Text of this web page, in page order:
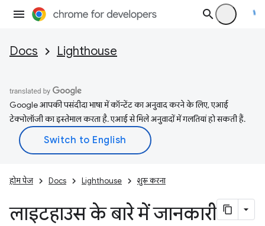
Docs Lighthouse
Google आपकी पसंदीदा भाषा में कॉन्टेंट का अनुवाद करने के लिए, एआई
टेक्नोलॉजी का इस्तेमाल करता है. एआई से मिले अनुवादों में गलतियां हो सकती हैं.
होम पेज Docs Lighthouse शुरू करना
लाइटहाउस के बारे में जानकारी